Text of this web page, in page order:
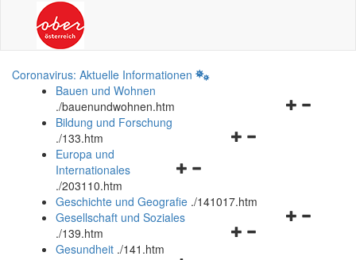
Coronavirus: Aktuelle Informationen
Bauen und Wohnen
./bauenundwohnen.htm
Navigationsmenü
Bildung und Forschung
./133.htm
Navigationsmenü
und
schließen
Europa und
Internationales
./203110.htm
Geschichte und Geografie ./141017.htm
Navigationsmenü
Gesellschaft und Soziales
./139.htm
Gesundheit ./141.htm